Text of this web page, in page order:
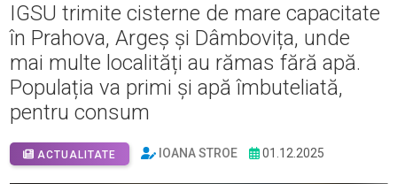
IGSU trimite cisterne de mare capacitate
în Prahova, Argeș și Dâmbovița, unde
mai multe localități au rămas fără apă.
Populația va primi și apă îmbuteliată,
pentru consum
ACTUALITATE IOANA STROE 01.12.2025